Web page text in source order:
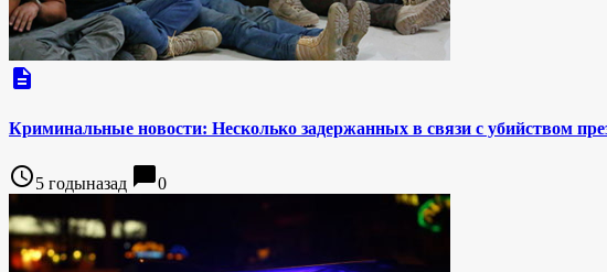
description
Криминальные новости: Несколько задержанных в связи с убийством
access_time5 годыназад chat_bubble0